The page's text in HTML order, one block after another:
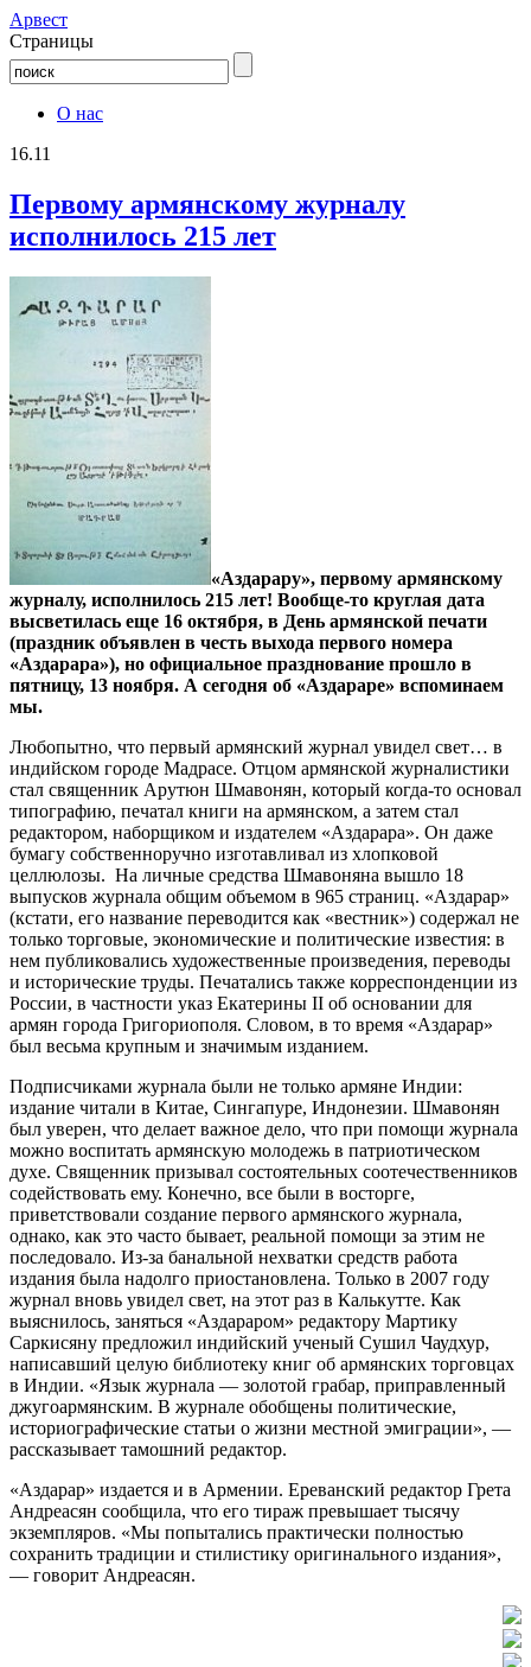
Aрвест
Страницы
О нас
16.11
Первому армянскому журналу
исполнилось 215 лет
«Аздарару», первому армянскому
журналу, исполнилось 215 лет! Вообще-то круглая дата
высветилась еще 16 октября, в День армянской печати
(праздник объявлен в честь выхода первого номера
«Аздарара»), но официальное празднование прошло в
пятницу, 13 ноября. А сегодня об «Аздараре» вспоминаем
мы.
Любопытно, что первый армянский журнал увидел свет… в
индийском городе Мадрасе. Отцом армянской журналистики
стал священник Арутюн Шмавонян, который когда-то основал
типографию, печатал книги на армянском, а затем стал
редактором, наборщиком и издателем «Аздарара». Он даже
бумагу собственноручно изготавливал из хлопковой
целлюлозы. На личные средства Шмавоняна вышло 18
выпусков журнала общим объемом в 965 страниц. «Аздарар»
(кстати, его название переводится как «вестник») содержал не
только торговые, экономические и политические известия: в
нем публиковались художественные произведения, переводы
и исторические труды. Печатались также корреспонденции из
России, в частности указ Екатерины II об основании для
армян города Григориополя. Словом, в то время «Аздарар»
был весьма крупным и значимым изданием.
Подписчиками журнала были не только армяне Индии:
издание читали в Китае, Сингапуре, Индонезии. Шмавонян
был уверен, что делает важное дело, что при помощи журнала
можно воспитать армянскую молодежь в патриотическом
духе. Священник призывал состоятельных соотечественников
содействовать ему. Конечно, все были в восторге,
приветствовали создание первого армянского журнала,
однако, как это часто бывает, реальной помощи за этим не
последовало. Из-за банальной нехватки средств работа
издания была надолго приостановлена. Только в 2007 году
журнал вновь увидел свет, на этот раз в Калькутте. Как
выяснилось, заняться «Аздараром» редактору Мартику
Саркисяну предложил индийский ученый Сушил Чаудхур,
написавший целую библиотеку книг об армянских торговцах
в Индии. «Язык журнала — золотой грабар, приправленный
джугоармянским. В журнале обобщены политические,
историографические статьи о жизни местной эмиграции», —
рассказывает тамошний редактор.
«Аздарар» издается и в Армении. Ереванский редактор Грета
Андреасян сообщила, что его тираж превышает тысячу
экземпляров. «Мы попытались практически полностью
сохранить традиции и стилистику оригинального издания»,
— говорит Андреасян.